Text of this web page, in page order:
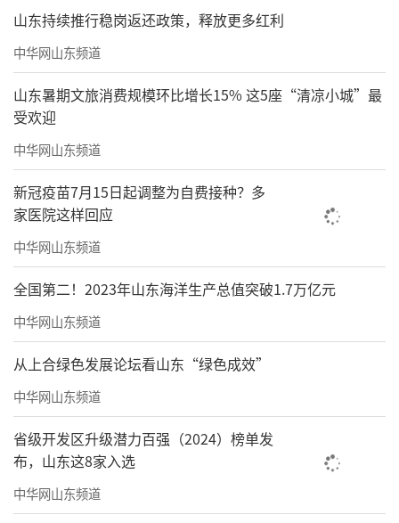
山东持续推行稳岗返还政策，释放更多红利
中华网山东频道
山东暑期文旅消费规模环比增长15% 这5座“清凉小城”最
受欢迎
中华网山东频道
新冠疫苗7月15日起调整为自费接种？多
家医院这样回应
中华网山东频道
全国第二！2023年山东海洋生产总值突破1.7万亿元
中华网山东频道
从上合绿色发展论坛看山东“绿色成效”
中华网山东频道
省级开发区升级潜力百强（2024）榜单发
布，山东这8家入选
中华网山东频道